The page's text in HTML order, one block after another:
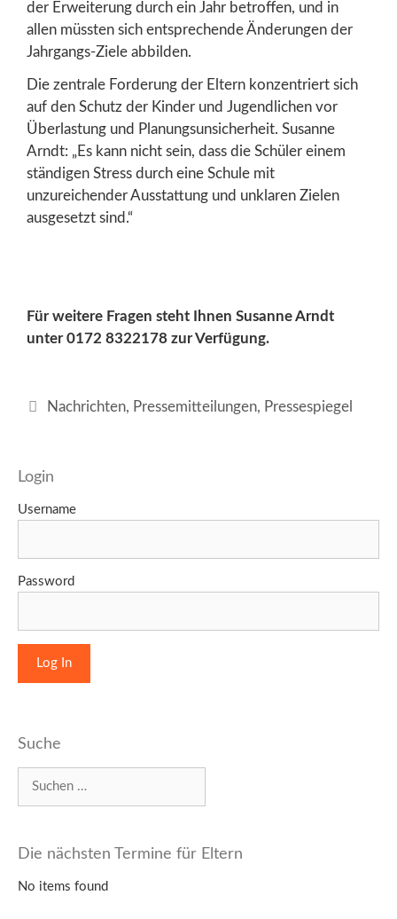
der Erweiterung durch ein Jahr betroffen, und in
allen müssten sich entsprechende Änderungen der
Jahrgangs-Ziele abbilden.
Die zentrale Forderung der Eltern konzentriert sich
auf den Schutz der Kinder und Jugendlichen vor
Überlastung und Planungsunsicherheit. Susanne
Arndt: „Es kann nicht sein, dass die Schüler einem
ständigen Stress durch eine Schule mit
unzureichender Ausstattung und unklaren Zielen
ausgesetzt sind.“
Für weitere Fragen steht Ihnen Susanne Arndt
unter 0172 8322178 zur Verfügung.
Kategorien
Nachrichten, Pressemitteilungen, Pressespiegel
Login
Username
Password
Suche
Die nächsten Termine für Eltern
No items found